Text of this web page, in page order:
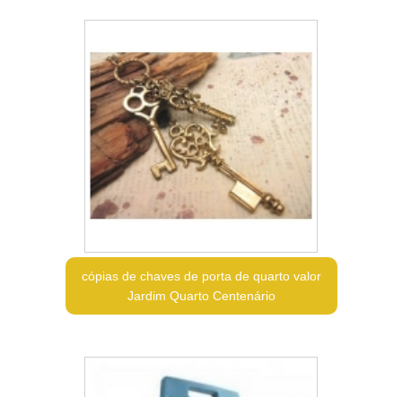
cópias de chaves de porta de quarto valor
Jardim Quarto Centenário